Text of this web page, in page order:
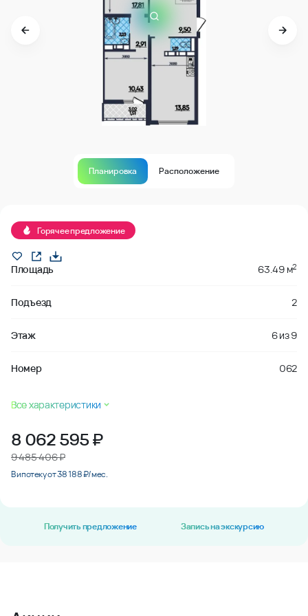
Планировка Расположение
Горячее предложение
Площадь 63.49 м2
Подъезд 2
Этаж 6из9
Номер 062
Все характеристики
8 062 595₽
9 485 406 ₽
В ипотеку от 38 188 ₽/мес.
Получить предложение Запись на экскурсию